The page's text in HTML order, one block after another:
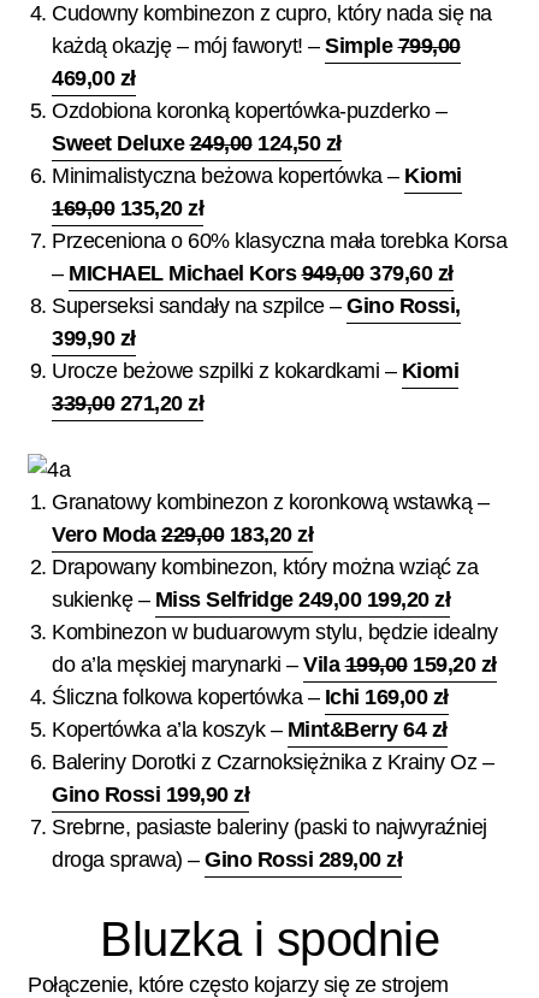
Cudowny kombinezon z cupro, który nada się na
każdą okazję – mój faworyt! – Simple799,00
469,00 zł
Ozdobiona koronką kopertówka-puzderko –
Sweet Deluxe249,00124,50 zł
Minimalistyczna beżowa kopertówka – Kiomi
169,00135,20 zł
Przeceniona o 60% klasyczna mała torebka Korsa
– MICHAEL Michael Kors949,00379,60 zł
Superseksi sandały na szpilce – Gino Rossi,
399,90 zł
Urocze beżowe szpilki z kokardkami – Kiomi
339,00271,20 zł
Granatowy kombinezon z koronkową wstawką –
Vero Moda 229,00183,20 zł
Drapowany kombinezon, który można wziąć za
sukienkę – Miss Selfridge 249,00 199,20 zł
Kombinezon w buduarowym stylu, będzie idealny
do a’la męskiej marynarki – Vila199,00159,20 zł
Śliczna folkowa kopertówka – Ichi 169,00 zł
Kopertówka a’la koszyk – Mint&Berry 64 zł
Baleriny Dorotki z Czarnoksiężnika z Krainy Oz –
Gino Rossi 199,90 zł
Srebrne, pasiaste baleriny (paski to najwyraźniej
droga sprawa) – Gino Rossi 289,00 zł
Bluzka i spodnie
Połączenie, które często kojarzy się ze strojem